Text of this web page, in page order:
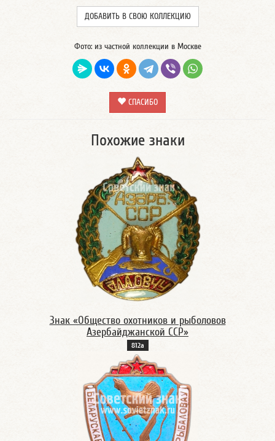
ДОБАВИТЬ В СВОЮ КОЛЛЕКЦИЮ
Фото: из частной коллекции в Москве
СПАСИБО
Похожие знаки
Знак «Общество охотников и рыболовов
Азербайджанской ССР»
812а